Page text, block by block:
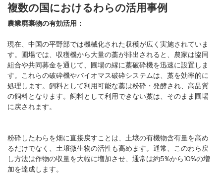
複数の国におけるわらの活用事例
農業廃棄物の有効活用：
現在、中国の平野部では機械化された収穫が広く実施されていま
す。圃場では、収穫機から大量の藁が排出されると、農家は協同
組合や共同募金を通じて、圃場の縁に藁破砕機を迅速に設置しま
す。これらの破砕機やバイオマス破砕システムは、藁を効率的に
処理します。飼料として利用可能な藁は粉砕・発酵され、高品質
の飼料となります。飼料として利用できない藁は、そのまま圃場
に戻されます。
粉砕したわらを畑に直接戻すことは、土壌の有機物含有量を高め
るだけでなく、土壌微生物の活性も高めます。通常、このわら戻
し方法は作物の収量を大幅に増加させ、通常は約5%から10%の増
加を達成します。